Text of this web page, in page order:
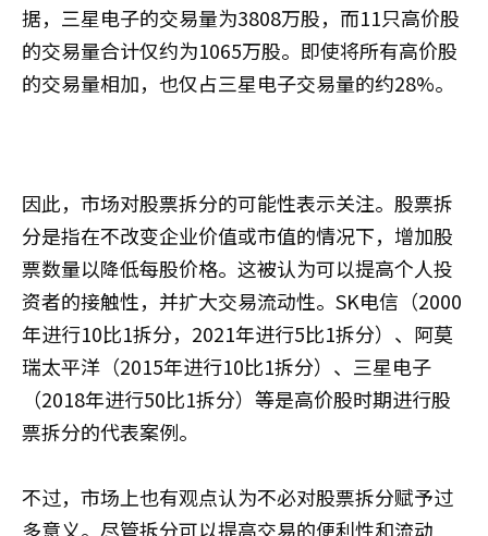
据，三星电子的交易量为3808万股，而11只高价股
的交易量合计仅约为1065万股。即使将所有高价股
的交易量相加，也仅占三星电子交易量的约28%。
因此，市场对股票拆分的可能性表示关注。股票拆
分是指在不改变企业价值或市值的情况下，增加股
票数量以降低每股价格。这被认为可以提高个人投
资者的接触性，并扩大交易流动性。SK电信（2000
年进行10比1拆分，2021年进行5比1拆分）、阿莫
瑞太平洋（2015年进行10比1拆分）、三星电子
（2018年进行50比1拆分）等是高价股时期进行股
票拆分的代表案例。
不过，市场上也有观点认为不必对股票拆分赋予过
多意义。尽管拆分可以提高交易的便利性和流动